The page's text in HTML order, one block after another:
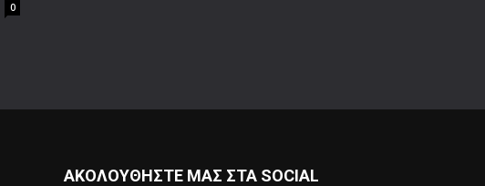
0
ΑΚΟΛΟΥΘΗΣΤΕ ΜΑΣ ΣΤΑ SOCIAL